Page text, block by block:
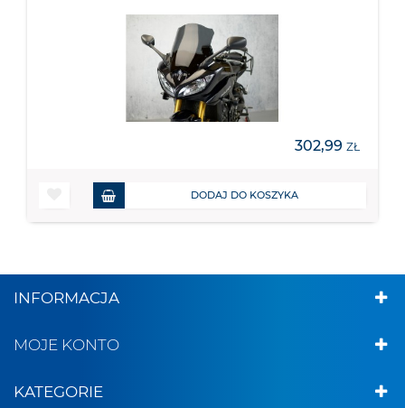
302,99 ZŁ
DODAJ DO KOSZYKA
INFORMACJA
MOJE KONTO
KATEGORIE